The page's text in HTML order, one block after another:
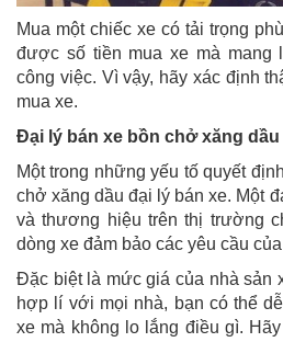
Mua một chiếc xe có tải trọng
được số tiền mua xe mà mang
công việc. Vì vậy, hãy xác định
mua xe.
Đại lý bán xe bồn chở xăng dầu
Một trong những yếu tố quyết
chở xăng dầu đại lý bán xe. Một
và thương hiệu trên thị trường
dòng xe đảm bảo các yêu cầu
Đặc biệt là mức giá của nhà sản
hợp lí với mọi nhà, bạn có thể
xe mà không lo lắng điều gì.